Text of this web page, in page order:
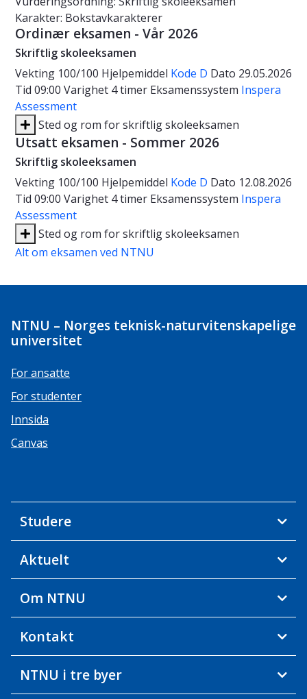
Karakter: Bokstavkarakterer
Ordinær eksamen - Vår 2026
Skriftlig skoleeksamen
Vekting 100/100 Hjelpemiddel Kode D Dato 29.05.2026
Tid 09:00 Varighet 4 timer Eksamenssystem Inspera
Assessment
Sted og rom for skriftlig skoleeksamen
Utsatt eksamen - Sommer 2026
Skriftlig skoleeksamen
Vekting 100/100 Hjelpemiddel Kode D Dato 12.08.2026
Tid 09:00 Varighet 4 timer Eksamenssystem Inspera
Assessment
Sted og rom for skriftlig skoleeksamen
Alt om eksamen ved NTNU
NTNU – Norges teknisk-naturvitenskapelige
universitet
For ansatte
For studenter
Innsida
Canvas
Studere
Aktuelt
Om NTNU
Kontakt
NTNU i tre byer